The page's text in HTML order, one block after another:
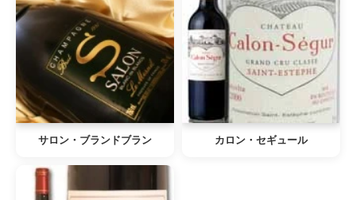
サロン・ブランドブラン カロン・セギュール